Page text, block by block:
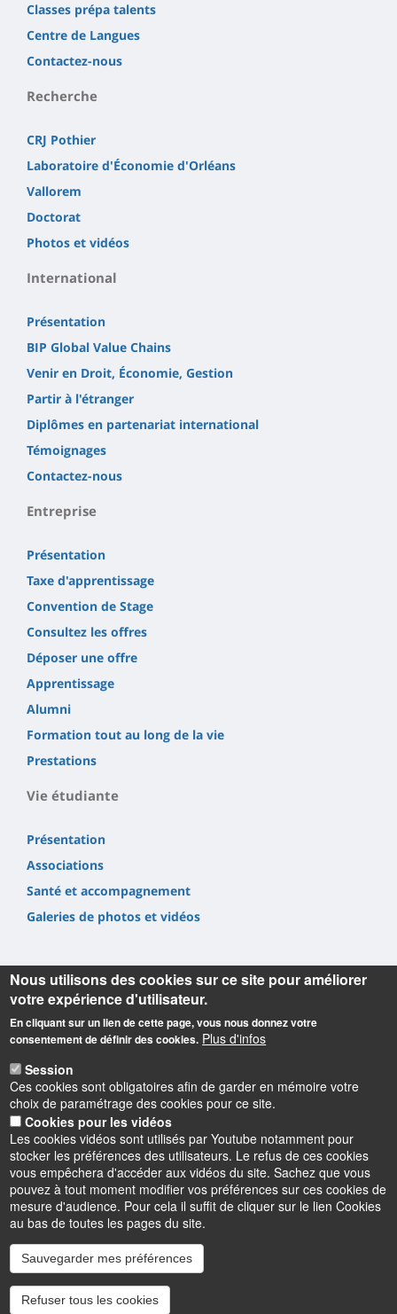
Classes prépa talents
Centre de Langues
Contactez-nous
Recherche
CRJ Pothier
Laboratoire d'Économie d'Orléans
Vallorem
Doctorat
Photos et vidéos
International
Présentation
BIP Global Value Chains
Venir en Droit, Économie, Gestion
Partir à l'étranger
Diplômes en partenariat international
Témoignages
Contactez-nous
Entreprise
Présentation
Taxe d'apprentissage
Convention de Stage
Consultez les offres
Déposer une offre
Apprentissage
Alumni
Formation tout au long de la vie
Prestations
Vie étudiante
Présentation
Associations
Santé et accompagnement
Galeries de photos et vidéos
Informations
Université d'Orléans
Faculté Droit, Économie, Gestion
Rue de Blois BP 26739
45067 Orléans cedex 2
Accueil : 02 38 41 70 31
Courriel :accueil.deg@univ-orleans.fr
InstagramLinkedInYoutube
Nous utilisons des cookies sur ce site pour améliorer
votre expérience d'utilisateur.
En cliquant sur un lien de cette page, vous nous donnez votre
consentement de définir des cookies. Plus d'infos
Session
Ces cookies sont obligatoires afin de garder en mémoire votre
choix de paramétrage des cookies pour ce site.
Cookies pour les vidéos
Les cookies vidéos sont utilisés par Youtube notamment pour
stocker les préférences des utilisateurs. Le refus de ces cookies
vous empêchera d'accéder aux vidéos du site. Sachez que vous
pouvez à tout moment modifier vos préférences sur ces cookies de
mesure d'audience. Pour cela il suffit de cliquer sur le lien Cookies
au bas de toutes les pages du site.
Sauvegarder mes préférences
Refuser tous les cookies